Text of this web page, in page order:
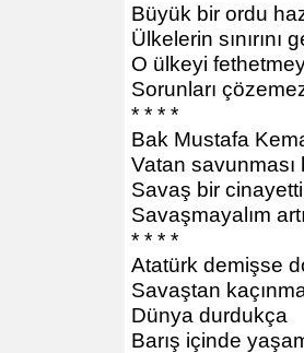
Büyük bir ordu
Ülkelerin sınırını
O ülkeyi
Sorunları
* * * *
Bak Mustafa
Vatan savunması
Savaş bir
Savaşmayalım
* * * *
Atatürk demişse
Savaştan
Dünya durdukça
Barış içinde